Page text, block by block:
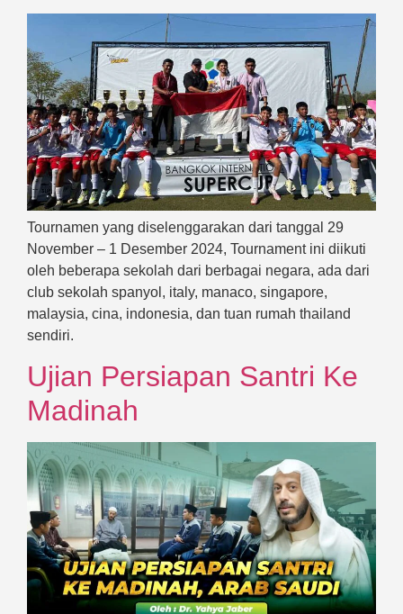
Tournamen yang diselenggarakan dari tanggal 29
November – 1 Desember 2024, Tournament ini diikuti
oleh beberapa sekolah dari berbagai negara, ada dari
club sekolah spanyol, italy, manaco, singapore,
malaysia, cina, indonesia, dan tuan rumah thailand
sendiri.
Ujian Persiapan Santri Ke
Madinah